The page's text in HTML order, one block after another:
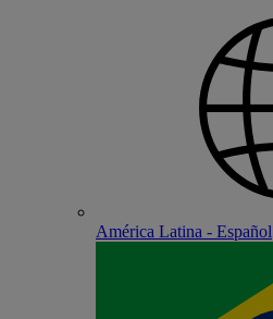
América Latina - Español